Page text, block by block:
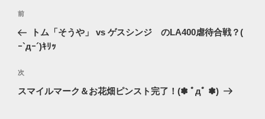
投
ナ
ゲ
ー
過
去
の
稿
前
トム「そうや」 vs ゲスシンジ のLA400虐待合戦？(
ｰ`дｰ´)ｷﾘｯ
次
の
次
スマイルマーク＆お花畑ピンスト完了！(✽ ﾟдﾟ ✽)